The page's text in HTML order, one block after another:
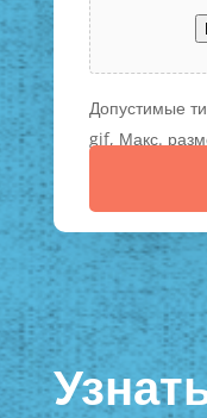
Допустимые
gif, Макс.